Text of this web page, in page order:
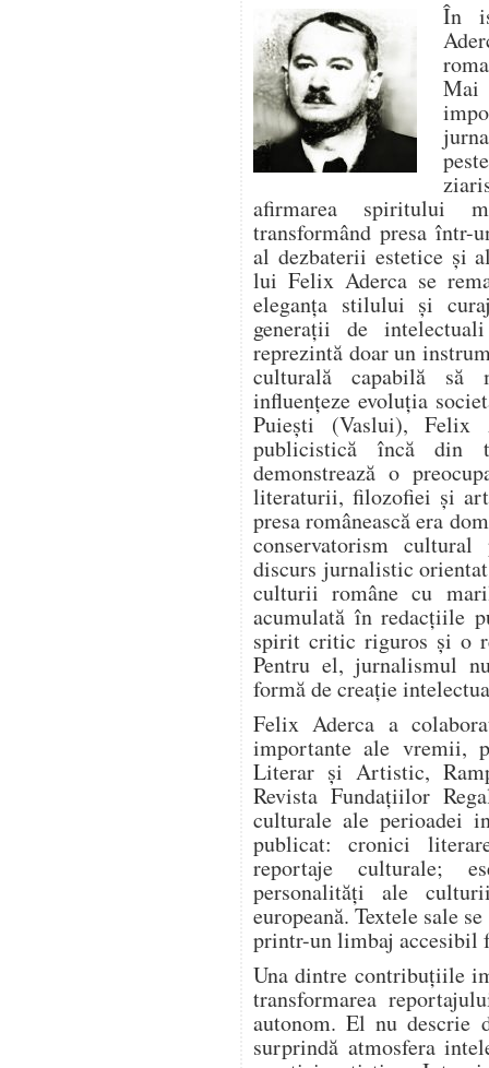
În
Mai
afirmarea spiritului
transformând presa
al dezbaterii estetice și
lui Felix Aderca se
eleganța stilului și
generații de
reprezintă doar un
culturală capabilă să
influențeze evoluția
Puiești (Vaslui), Felix
publicistică încă din
demonstrează o
literaturii, filozofiei și
presa românească era
conservatorism
discurs jurnalistic
culturii române cu
acumulată în redacțiile
spirit critic riguros și o
Pentru el, jurnalismul
formă de creație
Felix Aderca a
importante ale vremii,
Literar și Artistic,
Revista Fundațiilor
culturale ale perioadei
publicat: cronici
reportaje culturale;
personalități ale
europeană. Textele sale
printr-un limbaj accesibil
Una dintre contribuțiile
transformarea
autonom. El nu descrie
surprindă atmosfera